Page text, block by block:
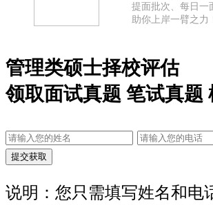
提面批次、每日一
助你上岸一臂之力
管理类硕士择校评估
领取面试真题 笔试真题
说明：您只需填写姓名和电